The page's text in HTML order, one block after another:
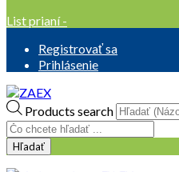
List prianí -
Registrovať sa
Prihlásenie
Products search
Hľadať